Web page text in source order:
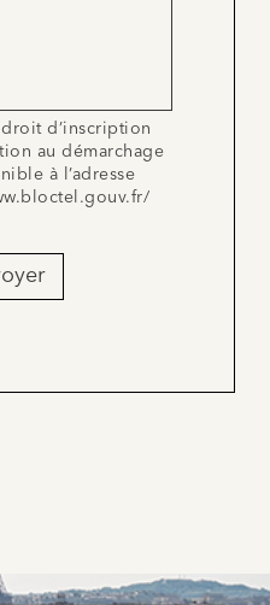
droit d’inscription
au démarchage
à l’adresse